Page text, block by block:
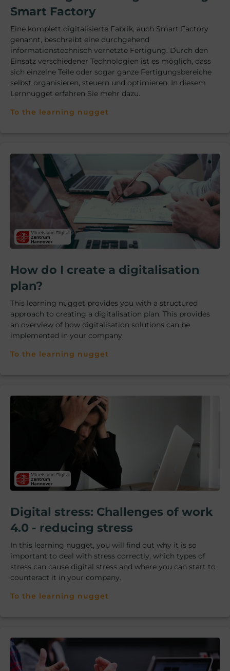
Smart Factory
Eine komplett digitalisierte Fabrik, auch Smart Factory
genannt, beschreibt eine durchgehend
informationstechnisch vernetzte Fertigung. Durch den
Einsatz verschiedener Technologien ist es möglich, dass
sich einzelne Teile oder sogar ganze Fertigungsbereiche
selbst organisieren, steuern und optimieren. In diesem
Lernnugget erfahren Sie mehr dazu.
To the learning nugget
How do I create a digitalisation
plan?
This learning nugget provides you with a structured
approach to creating a digitalisation plan. This provides
an overview of how digitalisation solutions can be
implemented in your company.
To the learning nugget
Digital stress: Challenges of work
4.0 - reducing stress
In this learning nugget, you will find out why it is so
important to deal with stress correctly, which types of
stress can cause digital stress and where you can start to
counteract it in your company.
To the learning nugget